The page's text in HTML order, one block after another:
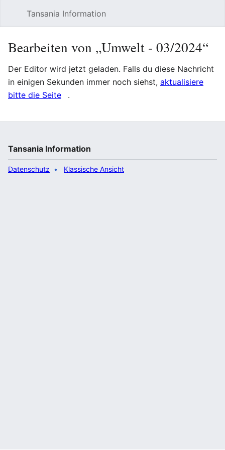
Tansania Information
Bearbeiten von „Umwelt ‐ 03/2024“
Der Editor wird jetzt geladen. Falls du diese Nachricht
in einigen Sekunden immer noch siehst, aktualisiere
bitte die Seite
.
Tansania Information
Datenschutz Klassische Ansicht